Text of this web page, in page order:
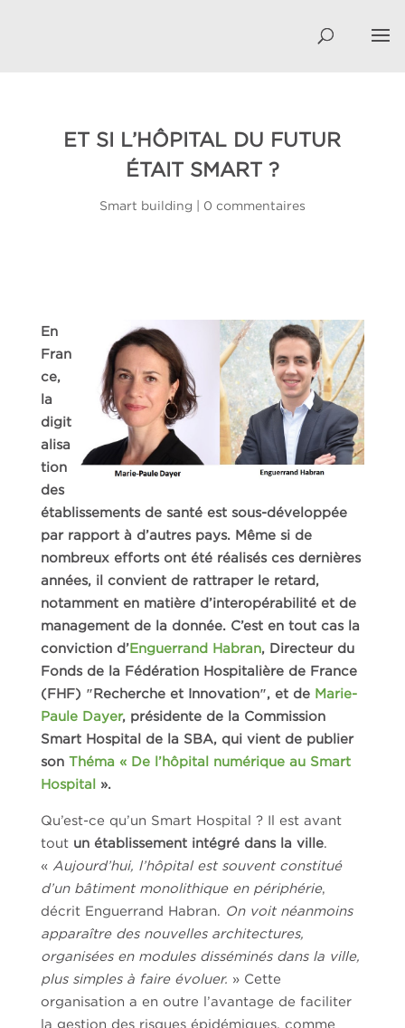
ET SI L’HÔPITAL DU FUTUR
ÉTAIT SMART ?
Smart building 0 commentaires
En
Fran
ce,
la
digit
alisa
tion
des
établissements de santé est sous-développée
par rapport à d’autres pays. Même si de
nombreux efforts ont été réalisés ces dernières
années, il convient de rattraper le retard,
notamment en matière d’interopérabilité et de
management de la donnée. C’est en tout cas la
conviction d’Enguerrand Habran, Directeur du
Fonds de la Fédération Hospitalière de France
(FHF) ″Recherche et Innovation″, et de Marie-
Paule Dayer, présidente de la Commission
Smart Hospital de la SBA, qui vient de publier
son Théma « De l’hôpital numérique au Smart
Hospital ».
Qu’est-ce qu’un Smart Hospital ? Il est avant
tout un établissement intégré dans la ville.
« Aujourd’hui, l’hôpital est souvent constitué
d’un bâtiment monolithique en périphérie,
décrit Enguerrand Habran.
On voit néanmoins
apparaître des nouvelles architectures,
organisées en modules disséminés dans la ville,
plus simples à faire évoluer. » Cette
organisation a en outre l’avantage de faciliter
la gestion des risques épidémiques, comme